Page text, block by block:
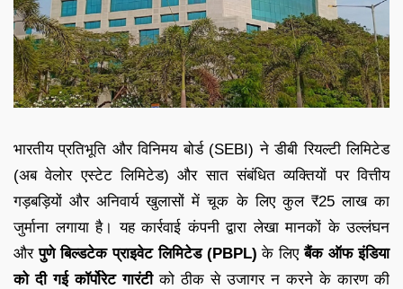
भारतीय प्रतिभूति और विनिमय बोर्ड (SEBI) ने डीबी रियल्टी लिमिटेड
(अब वेलोर एस्टेट लिमिटेड) और सात संबंधित व्यक्तियों पर वित्तीय
गड़बड़ियों और अनिवार्य खुलासों में चूक के लिए कुल ₹25 लाख का
जुर्माना लगाया है। यह कार्रवाई कंपनी द्वारा लेखा मानकों के उल्लंघन
औरपुणे बिल्डटेक प्राइवेट लिमिटेड (PBPL) के लिएबैंक ऑफ इंडिया
को दी गई कॉर्पोरेट गारंटीको ठीक से उजागर न करने के कारण की